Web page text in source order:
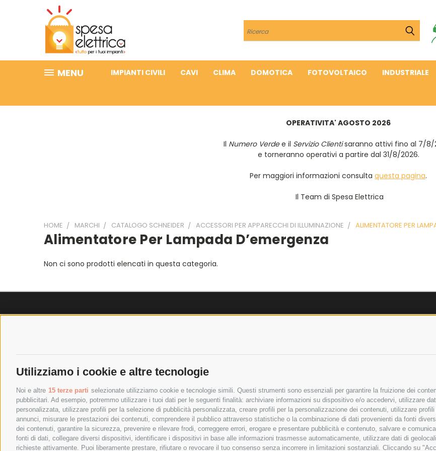
Utilizziamo i cookie e altre tecnologie
Noi e altre 15 terze parti selezionate utilizziamo cookie e tecnologie simili. Questi strumenti sono essenziali per garantire la fruizione dei
pubblicitari. Ad esempio, potremmo utilizzare i tuoi dati per le seguenti finalità: archiviare informazioni su dispositivo e/o accedervi, utilizzare
personalizzata, utilizzare profili per la selezione di pubblicità personalizzata, creare profili per la personalizzazione dei contenuti, utilizzare
annunci, misurare le prestazioni dei contenuti, comprendere il pubblico attraverso statistiche o la combinazione di dati provenienti da fonti
dei contenuti, garantire la sicurezza, prevenire e rilevare frodi, correggere errori, erogare e presentare pubblicità e contenuto, salvare e
fonti di dati, collegare diversi dispositivi, identificare i dispositivi in base alle informazioni trasmesse automaticamente, utilizzare dati di
richieste attivamente. Puoi liberamente prestare, rifiutare o revocare il tuo consenso senza incorrere in limitazioni sostanziali. Cliccando su
Cerca
MENU IMPIANTI CIVILI CAVI CLIMA DOMOTICA FOTOVOLTAICO INDUSTRIALE
OPERATIVITA' AGOSTO 2026
Il Numero Verdee il Servizio Clientisaranno attivi fino al 7/8/
e torneranno operativi a partire dal 31/8/2026.
Per maggiori informazioni consulta questa pagina.
Il Team di Spesa Elettrica
HOME MARCHI CATALOGO SCHNEIDER ACCESSORI PER APPARECCHI DI ILLUMINAZIONE ALIMENTATORE PER
Alimentatore Per Lampada D’emergenza
Non ci sono prodotti elencati in questa categoria.
POLITICA DI RESO
PAGAMENTI SICURI
Bonifico
Bancario